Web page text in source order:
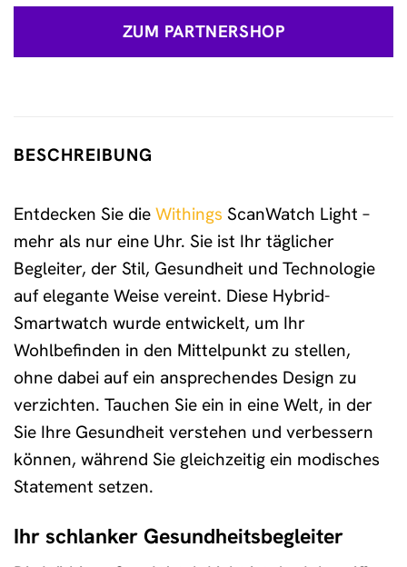
ZUM PARTNERSHOP
BESCHREIBUNG
Entdecken Sie die Withings ScanWatch Light –
mehr als nur eine Uhr. Sie ist Ihr täglicher
Begleiter, der Stil, Gesundheit und Technologie
auf elegante Weise vereint. Diese Hybrid-
Smartwatch wurde entwickelt, um Ihr
Wohlbefinden in den Mittelpunkt zu stellen,
ohne dabei auf ein ansprechendes Design zu
verzichten. Tauchen Sie ein in eine Welt, in der
Sie Ihre Gesundheit verstehen und verbessern
können, während Sie gleichzeitig ein modisches
Statement setzen.
Ihr schlanker Gesundheitsbegleiter